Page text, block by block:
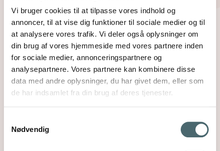
Vi bruger cookies til at tilpasse vores indhold og
annoncer, til at vise dig funktioner til sociale medier og til
at analysere vores trafik. Vi deler også oplysninger om
din brug af vores hjemmeside med vores partnere inden
for sociale medier, annonceringspartnere og
analysepartnere. Vores partnere kan kombinere disse
data med andre oplysninger, du har givet dem, eller som
de har indsamlet fra din brug af deres tjenester.
Nødvendig
Mange døvblinde har glæde af at bruge digitale
hjælpemidler som PC, smartphones og tablets
som hjælpemiddel. Læs her om de mange
muligheder for forstørrelse, talesyntese og
tilkobling af punktudstyr
Læs mere